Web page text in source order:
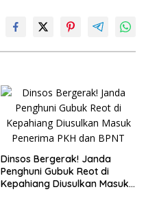
Dinsos Bergerak! Janda
Penghuni Gubuk Reot di
Kepahiang Diusulkan Masuk